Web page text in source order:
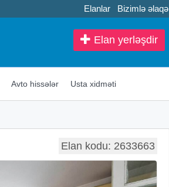
Elanlar Bizimlə əlaqə
Elan yerləşdir
Avto hissələr Usta xidməti
Elan kodu: 2633663